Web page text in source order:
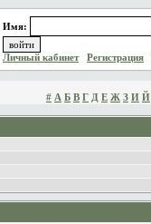
Имя:
Личный кабинет Регистрация
# А Б В Г Д Е Ж З И Й